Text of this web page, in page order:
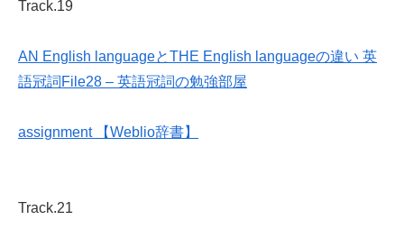
Track.19
AN English languageとTHE English languageの違い 英
語冠詞File28 – 英語冠詞の勉強部屋
assignment 【Weblio辞書】
Track.21